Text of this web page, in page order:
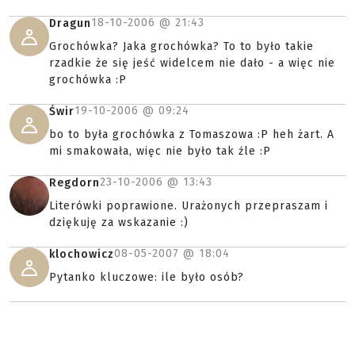
Dragun18-10-2006 @ 21:43
Grochówka? Jaka grochówka? To to było takie
rzadkie że się jeść widelcem nie dało - a więc nie
grochówka :P
Świr19-10-2006 @ 09:24
bo to była grochówka z Tomaszowa :P heh żart. A
mi smakowała, więc nie było tak źle :P
Regdorn23-10-2006 @ 13:43
Literówki poprawione. Urażonych przepraszam i
dziękuję za wskazanie :)
klochowicz08-05-2007 @ 18:04
Pytanko kluczowe: ile było osób?